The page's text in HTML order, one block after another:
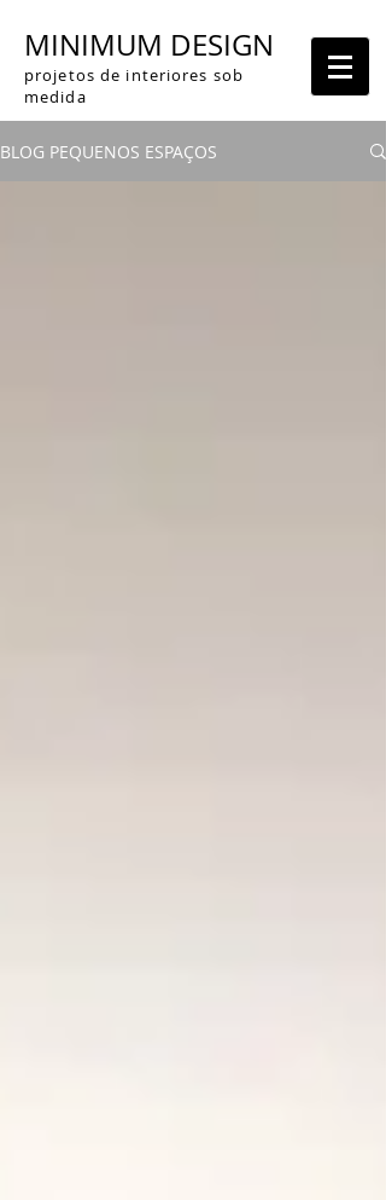
MINIMUM DESIGN
projetos de interiores sob
medida
BLOG PEQUENOS ESPAÇOS